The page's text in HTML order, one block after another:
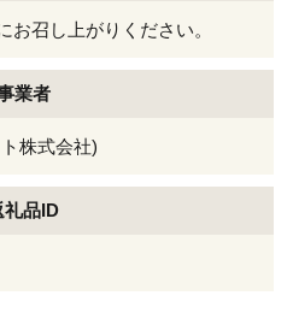
お召し上がりください。
業者
株式会社)
礼品ID